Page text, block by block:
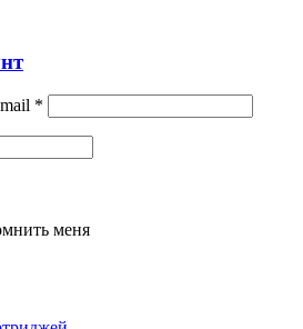
*
меня